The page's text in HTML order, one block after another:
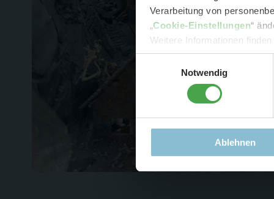
Verarbeitung von
„Cookie-Einstellungen“
Weitere Informationen
Notwendig
Ablehnen
-
-